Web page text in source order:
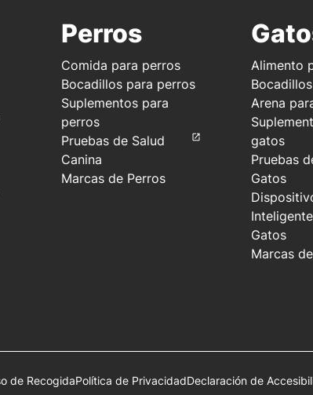
Perros
Comida para perros
Bocadillos para perros
Suplementos para
perros
Pruebas de Salud
Canina
Marcas de Perros
Alimento
Arena
gatos
Pruebas
Gatos
Gatos
Marcas
de RecogidaPolítica de PrivacidadDeclaración de